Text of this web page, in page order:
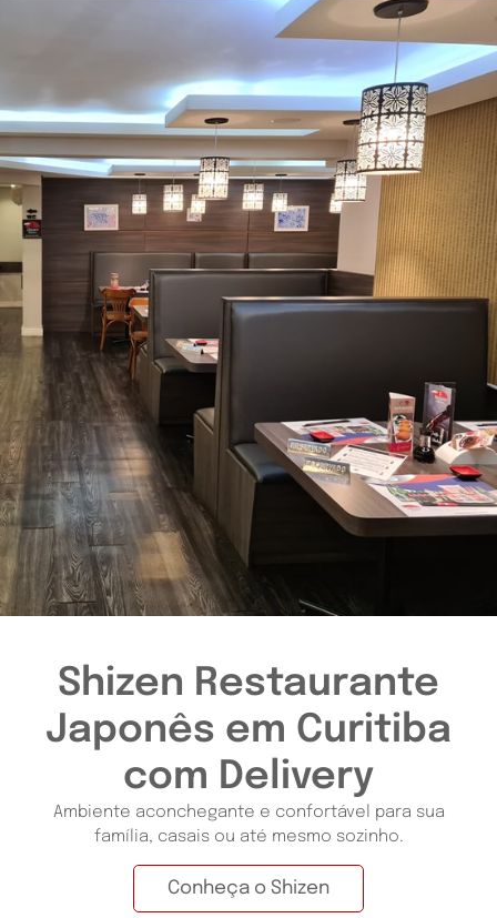
Shizen Restaurante
Japonês em Curitiba
com Delivery
Ambiente aconchegante e confortável para sua
família, casais ou até mesmo sozinho.
Conheça o Shizen